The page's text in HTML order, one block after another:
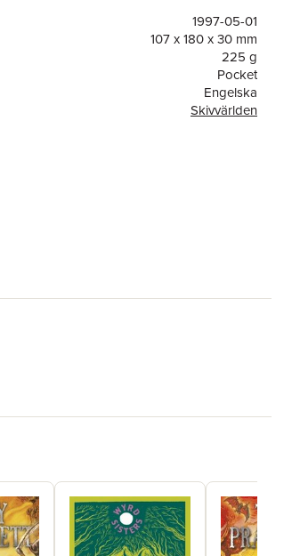
1997-05-01
107 x 180 x 30 mm
225 g
Pocket
Engelska
Skivvärlden